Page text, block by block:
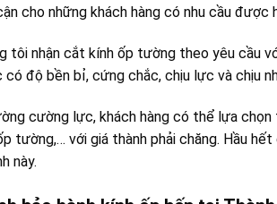
cho những khách hàng có nhu cầu được
tôi nhận cắt kính ốp tường theo yêu cầu
có độ bền bỉ, cứng chắc, chịu lực và chịu
cường lực, khách hàng có thể lựa
tường,… với giá thành phải chăng. Hầu
này.